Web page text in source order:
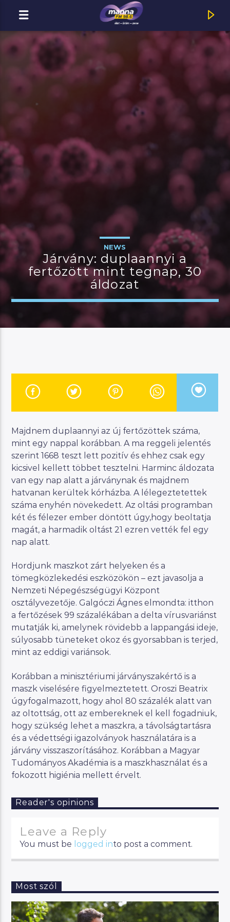
MannaFM
Odett : Rózsa
JELENLEGI MŰSOR
CSALÁDI MANNA
Manna FM
NEWS
Járvány: duplaannyi a
fertőzött mint tegnap, 30
áldozat
Majdnem duplaannyi az új fertőzöttek száma,
mint egy nappal korábban. A ma reggeli jelentés
szerint 1668 teszt lett pozitív és ehhez csak egy
kicsivel kellett többet tesztelni. Harminc áldozata
van egy nap alatt a járványnak és majdnem
hatvanan kerültek kórházba. A lélegeztetettek
száma enyhén növekedett. Az oltási programban
két és félezer ember döntött úgy,hogy beoltatja
magát, a harmadik oltást 21 ezren vették fel egy
nap alatt.
Hordjunk maszkot zárt helyeken és a
tömegközlekedési eszközökön – ezt javasolja a
Nemzeti Népegészségügyi Központ
osztályvezetője. Galgóczi Ágnes elmondta: itthon
a fertőzések 99 százalékában a delta vírusvariánst
mutatják ki, amelynek rövidebb a lappangási ideje,
súlyosabb tüneteket okoz és gyorsabban is terjed,
mint az eddigi variánsok.
Korábban a minisztériumi járványszakértő is a
maszk viselésére figyelmeztetett. Oroszi Beatrix
úgyfogalmazott, hogy ahol 80 százalék alatt van
az oltottság, ott az embereknek el kell fogadniuk,
hogy szükség lehet a maszkra, a távolságtartásra
és a védettségi igazolványok használatára is a
járvány visszaszorításához. Korábban a Magyar
Tudományos Akadémia is a maszkhasználat és a
fokozott higiénia mellett érvelt.
Reader's opinions
Leave a Reply
You must be logged into post a comment.
Most szól